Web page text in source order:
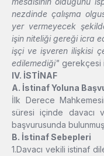
nezdinde çalışma
yer vermeyecek
işin niteliği gereği icra
işçi ve işveren ilişkisi
edilemediği" gerekçesi
IV. İSTİNAF
A. İstinaf Yoluna
İlk Derece
süresi içinde davacı
başvurusunda
B. İstinaf Sebepleri
1.Davacı vekili istinaf